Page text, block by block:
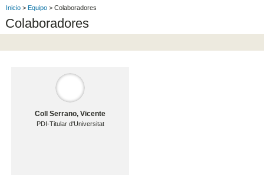
Inicio > Equipo > Colaboradores
Colaboradores
Coll Serrano, Vicente
PDI-Titular d'Universitat